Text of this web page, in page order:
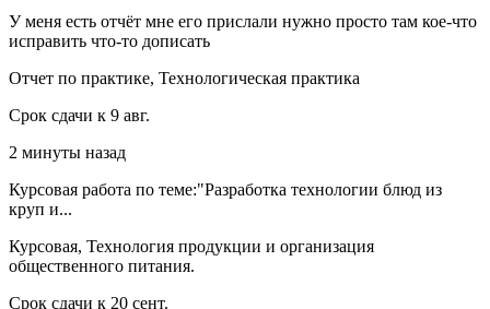
У меня есть отчёт мне его прислали нужно просто там кое-что
исправить что-то дописать
Отчет по практике, Технологическая практика
Срок сдачи к 9 авг.
2 минуты назад
Курсовая работа по теме:"Разработка технологии блюд из
круп и...
Курсовая, Технология продукции и организация
общественного питания.
Срок сдачи к 20 сент.